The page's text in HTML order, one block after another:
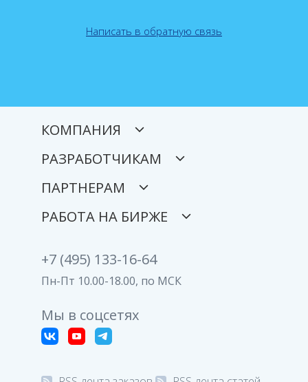
Написать в обратную связь
КОМПАНИЯ
РАЗРАБОТЧИКАМ
ПАРТНЕРАМ
РАБОТА НА БИРЖЕ
+7 (495) 133-16-64
Пн-Пт 10.00-18.00, по МСК
Мы в соцсетях